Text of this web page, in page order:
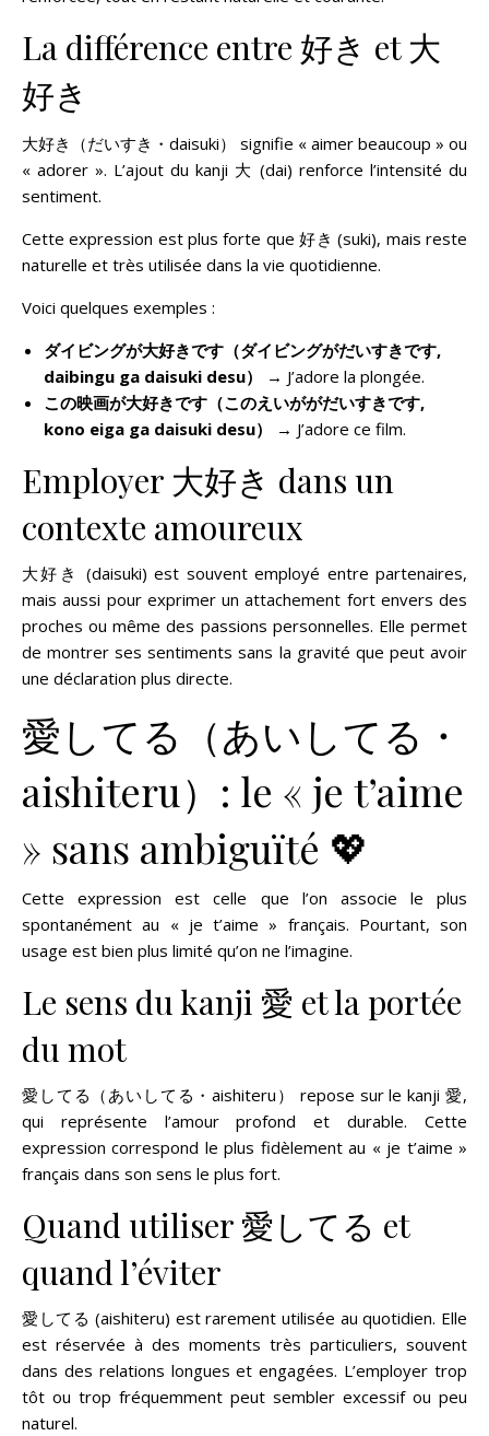
La différence entre 好き et 大
好き
大好き（だいすき・daisuki） signifie « aimer beaucoup » ou
« adorer ». L’ajout du kanji 大 (dai) renforce l’intensité du
sentiment.
Cette expression est plus forte que 好き (suki), mais reste
naturelle et très utilisée dans la vie quotidienne.
Voici quelques exemples :
ダイビングが大好きです（ダイビングがだいすきです,
daibingu ga daisuki desu）
→ J’adore la plongée.
この映画が大好きです（このえいががだいすきです,
kono eiga ga daisuki desu）
→ J’adore ce film.
Employer 大好き dans un
contexte amoureux
大好き (daisuki) est souvent employé entre partenaires,
mais aussi pour exprimer un attachement fort envers des
proches ou même des passions personnelles. Elle permet
de montrer ses sentiments sans la gravité que peut avoir
une déclaration plus directe.
愛してる（あいしてる・
aishiteru）: le « je t’aime
» sans ambiguïté 💖
Cette expression est celle que l’on associe le plus
spontanément au « je t’aime » français. Pourtant, son
usage est bien plus limité qu’on ne l’imagine.
Le sens du kanji 愛 et la portée
du mot
愛してる（あいしてる・aishiteru） repose sur le kanji 愛,
qui représente l’amour profond et durable. Cette
expression correspond le plus fidèlement au « je t’aime »
français dans son sens le plus fort.
Quand utiliser 愛してる et
quand l’éviter
愛してる (aishiteru) est rarement utilisée au quotidien. Elle
est réservée à des moments très particuliers, souvent
dans des relations longues et engagées. L’employer trop
tôt ou trop fréquemment peut sembler excessif ou peu
naturel.